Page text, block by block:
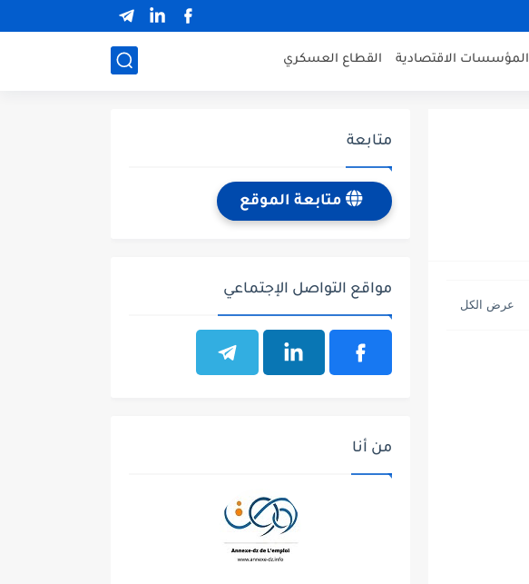
المؤسسات الاقتصادية القطاع العسكري
متابعة
متابعة الموقع
مواقع التواصل الإجتماعي
من أنا